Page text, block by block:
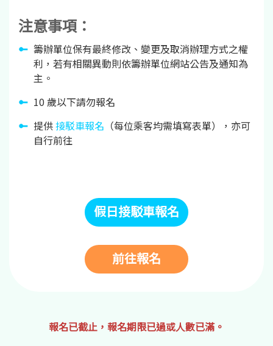
注意事項：
籌辦單位保有最終修改、變更及取消辦理方式之權
利，若有相關異動則依籌辦單位網站公告及通知為
主。
10 歲以下請勿報名
提供接駁車報名 （每位乘客均需填寫表單），亦可
自行前往
假日接駁車報名
前往報名
報名已截止，報名期限已過或人數已滿。